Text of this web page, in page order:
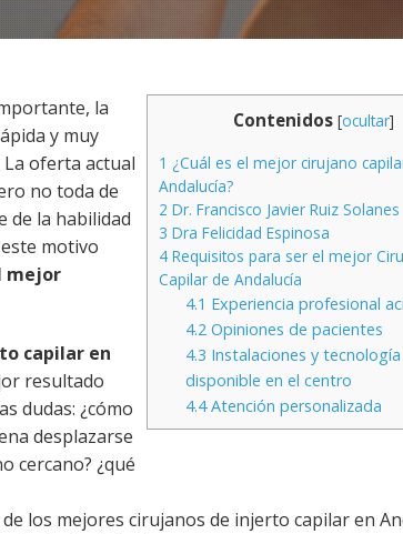
Contenidos [ocultar]
1 ¿Cuál es el mejor cirujano
Andalucía?
2 Dr. Francisco Javier Ruiz Solanes
3 Dra Felicidad Espinosa
4 Requisitos para ser el mejor
Capilar de Andalucía
4.1 Experiencia profesional
4.2 Opiniones de pacientes
4.3 Instalaciones y tecnología
disponible en el centro
4.4Atención personalizada
la
y muy
oferta actual
no toda de
de la habilidad
motivo
mejor
capilar en
resultado
dudas: ¿cómo
desplazarse
cercano? ¿qué
los mejores cirujanos de injerto capilar en